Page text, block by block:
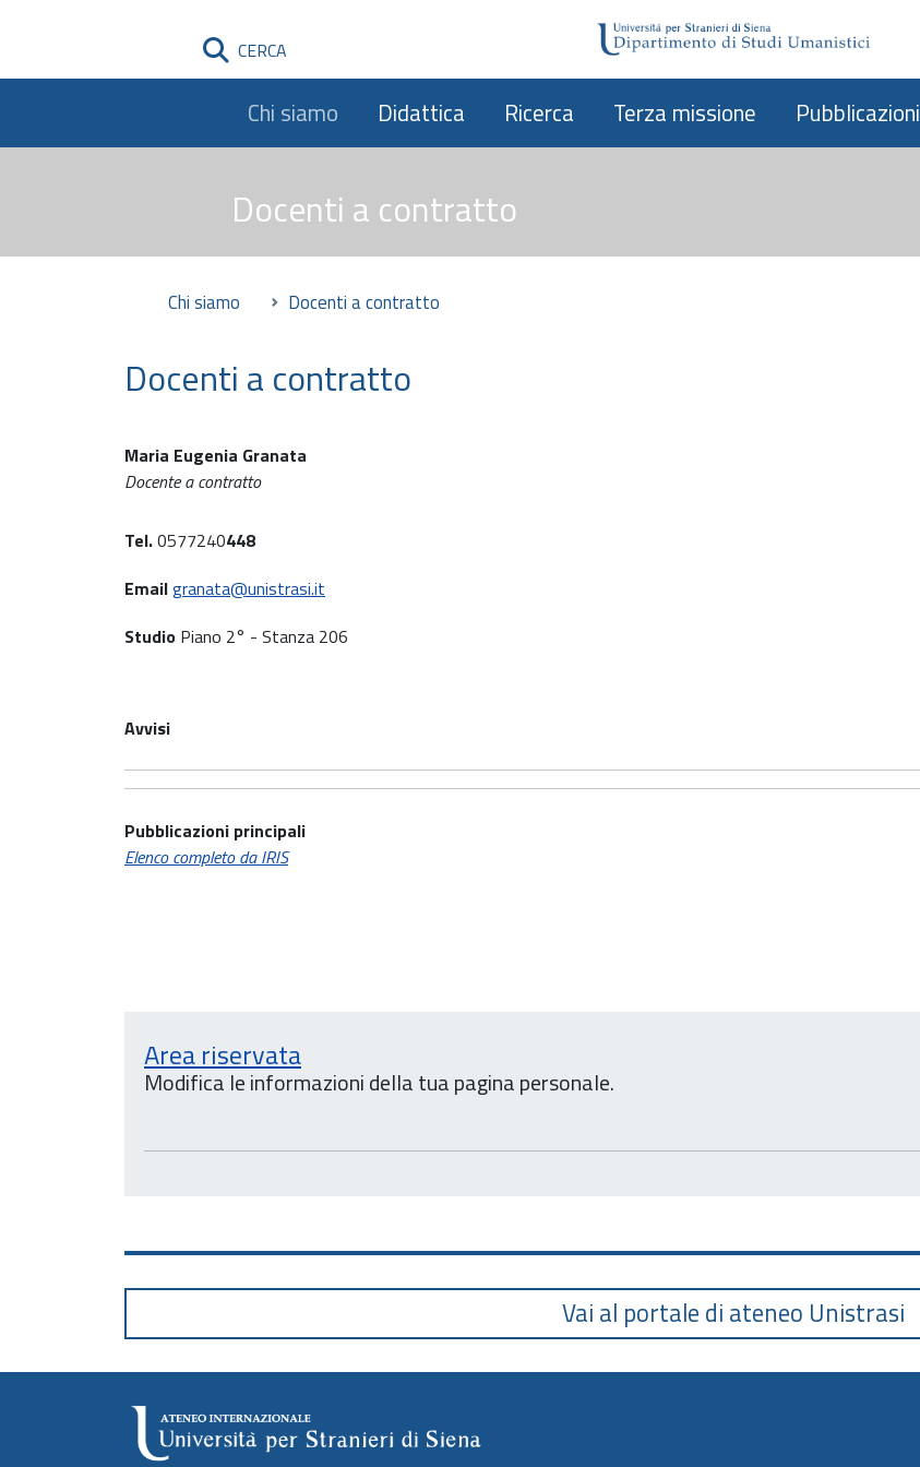
CERCA
Chi siamo Didattica Ricerca Terza missione Pubblicazioni
Docenti a contratto
Chi siamo Docenti a contratto
Docenti a contratto
Maria Eugenia Granata
Docente a contratto
Tel.0577240448
Emailgranata@unistrasi.it
Studio Piano 2° - Stanza 206
Avvisi
Pubblicazioni principali
Elenco completo da IRIS
Area riservata
Modifica le informazioni della tua pagina personale.
Vai al portale di ateneo Unistrasi